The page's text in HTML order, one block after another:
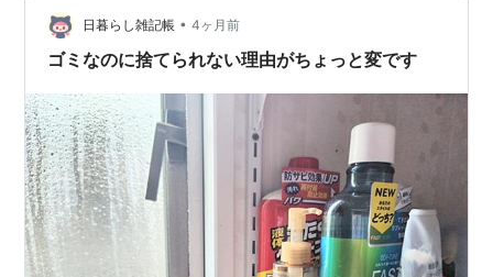
日暮らし雑記帳 • 4ヶ月前
ゴミなのに捨てられない理由がちょっと変です